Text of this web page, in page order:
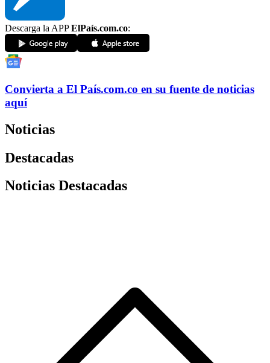
Descarga la APPElPaís.com.co:
Convierta a El País.com.co en su fuente de noticias
aquí
Noticias
Destacadas
Noticias Destacadas